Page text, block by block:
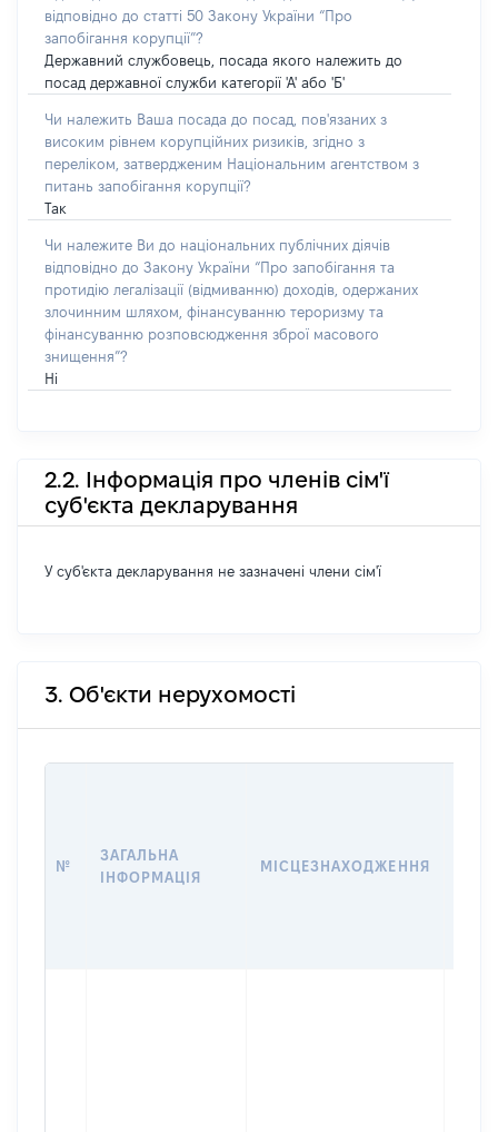
відповідно до статті 50 Закону України “Про
запобігання корупції”?
Державний службовець, посада якого належить до
посад державної служби категорії 'А' або 'Б'
Чи належить Ваша посада до посад, пов'язаних з
високим рівнем корупційних ризиків, згідно з
переліком, затвердженим Національним агентством з
питань запобігання корупції?
Так
Чи належите Ви до національних публічних діячів
відповідно до Закону України “Про запобігання та
протидію легалізації (відмиванню) доходів, одержаних
злочинним шляхом, фінансуванню тероризму та
фінансуванню розповсюдження зброї масового
знищення”?
Ні
2.2. Інформація про членів сім'ї
суб'єкта декларування
У суб'єкта декларування не зазначені члени сім'ї
3. Об'єкти нерухомості
№
ЗАГАЛЬНА
ІНФОРМАЦІЯ
МІСЦЕЗНАХОДЖЕННЯ